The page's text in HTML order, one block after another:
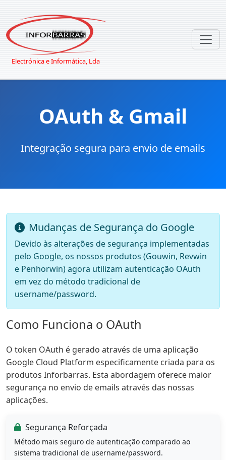
Electrónica e Informática, Lda
OAuth & Gmail
Integração segura para envio de emails
Mudanças de Segurança do Google
Devido às alterações de segurança implementadas
pelo Google, os nossos produtos (Gouwin, Revwin
e Penhorwin) agora utilizam autenticação OAuth
em vez do método tradicional de
username/password.
Como Funciona o OAuth
O token OAuth é gerado através de uma aplicação
Google Cloud Platform especificamente criada para os
produtos Inforbarras. Esta abordagem oferece maior
segurança no envio de emails através das nossas
aplicações.
Segurança Reforçada
Método mais seguro de autenticação comparado ao
sistema tradicional de username/password.